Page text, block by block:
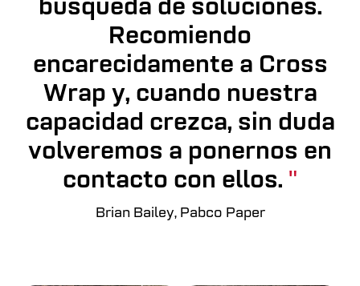
búsqueda de soluciones.
Recomiendo
encarecidamente a Cross
Wrap y, cuando nuestra
capacidad crezca, sin duda
volveremos a ponernos en
contacto con ellos.
Brian Bailey, Pabco Paper